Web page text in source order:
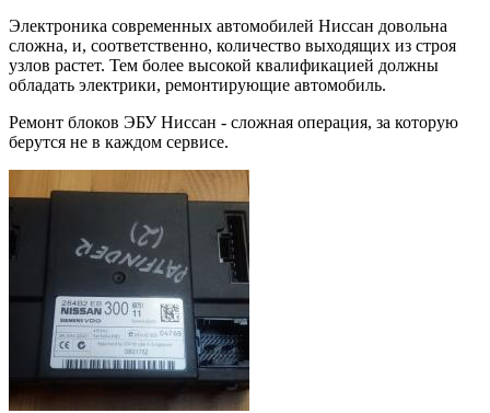
Электроника современных автомобилей Ниссан довольна
сложна, и, соответственно, количество выходящих из строя
узлов растет. Тем более высокой квалификацией должны
обладать электрики, ремонтирующие автомобиль.
Ремонт блоков ЭБУ Ниссан - сложная операция, за которую
берутся не в каждом сервисе.